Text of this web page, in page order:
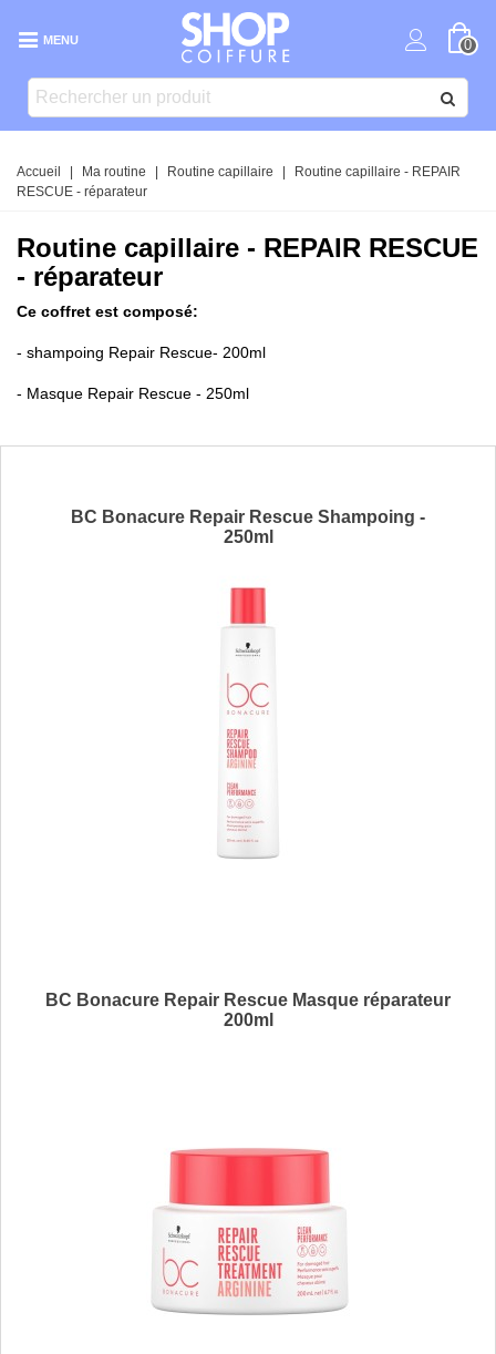
MENU 0
Accueil Ma routine Routine capillaire
Routine capillaire - REPAIR
RESCUE - réparateur
Routine capillaire - REPAIR RESCUE
- réparateur
Ce coffret est composé:
- shampoing Repair Rescue- 200ml
- Masque Repair Rescue - 250ml
BC Bonacure Repair Rescue Shampoing -
250ml
BC Bonacure Repair Rescue Masque réparateur
200ml